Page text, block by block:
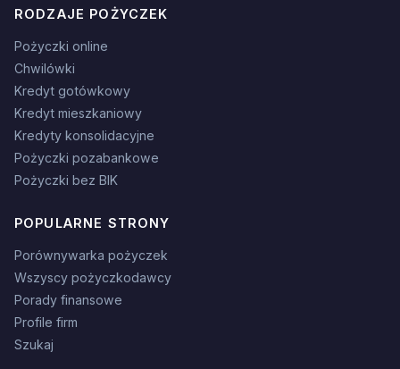
RODZAJE POŻYCZEK
Pożyczki online
Chwilówki
Kredyt gotówkowy
Kredyt mieszkaniowy
Kredyty konsolidacyjne
Pożyczki pozabankowe
Pożyczki bez BIK
POPULARNE STRONY
Porównywarka pożyczek
Wszyscy pożyczkodawcy
Porady finansowe
Profile firm
Szukaj